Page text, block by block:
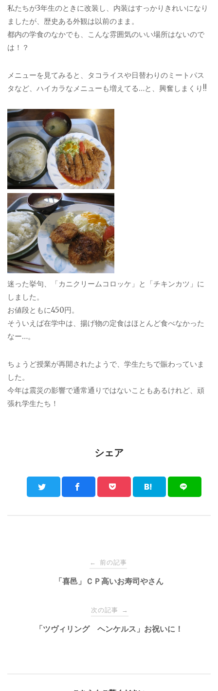
私たちが3年生のときに改装し、内装はすっかりきれいになり
ましたが、歴史ある外観は以前のまま。
都内の学食のなかでも、こんな雰囲気のいい場所はないので
は！？
メニューを見てみると、タコライスや日替わりのミートパス
タなど、ハイカラなメニューも増えてる…と、興奮しまくり!!
迷った挙句、「カニクリームコロッケ」と「チキンカツ」に
しました。
お値段ともに450円。
そういえば在学中は、揚げ物の定食はほとんど食べなかった
なー…。
ちょうど授業が再開されたようで、学生たちで賑わっていま
した。
今年は震災の影響で通常通りではないこともあるけれど、頑
張れ学生たち！
シェア
navigation
← 前の記事
「喜邑」ＣＰ高いお寿司やさん
次の記事 →
「ツヴィリング ヘンケルス」お祝いに！